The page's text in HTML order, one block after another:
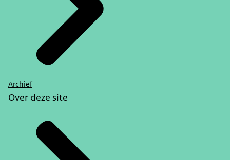
Archief
Over deze site